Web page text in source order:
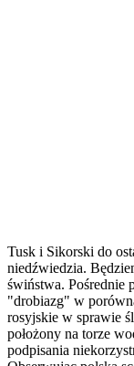
Tusk i Sikorski do
niedźwiedzia.
świństwa. Pośrednie
"drobiazg" w
rosyjskie w sprawie
położony na torze
podpisania